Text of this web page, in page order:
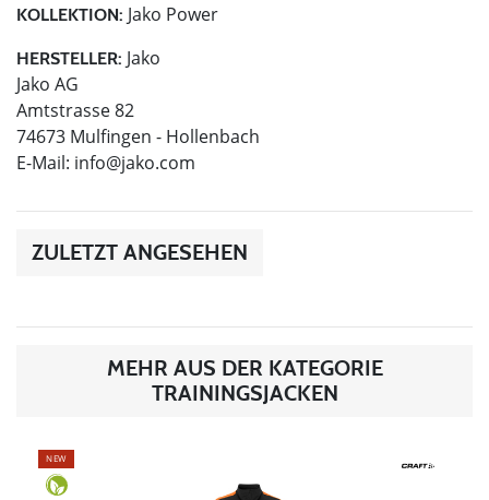
KOLLEKTION: Jako Power
HERSTELLER: Jako
Jako AG
Amtstrasse 82
74673 Mulfingen - Hollenbach
E-Mail: info@jako.com
ZULETZT ANGESEHEN
MEHR AUS DER KATEGORIE
TRAININGSJACKEN
NEW